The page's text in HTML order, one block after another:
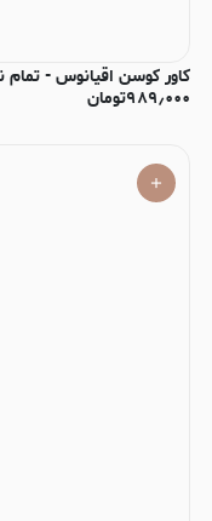
کاور کوسن اقیانوس - تمام نخ پنبه ۱۰۰٪ ساده -
۹۸۹٫۰۰۰تومان